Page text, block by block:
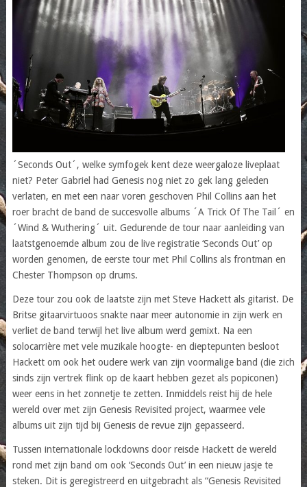
´Seconds Out´, welke symfogek kent deze weergaloze liveplaat
niet? Peter Gabriel had Genesis nog niet zo gek lang geleden
verlaten, en met een naar voren geschoven Phil Collins aan het
roer bracht de band de succesvolle albums ´A Trick Of The Tail´ en
´Wind & Wuthering´ uit. Gedurende de tour naar aanleiding van
laatstgenoemde album zou de live registratie ‘Seconds Out’ op
worden genomen, de eerste tour met Phil Collins als frontman en
Chester Thompson op drums.
Deze tour zou ook de laatste zijn met Steve Hackett als gitarist. De
Britse gitaarvirtuoos snakte naar meer autonomie in zijn werk en
verliet de band terwijl het live album werd gemixt. Na een
solocarrière met vele muzikale hoogte- en dieptepunten besloot
Hackett om ook het oudere werk van zijn voormalige band (die zich
sinds zijn vertrek flink op de kaart hebben gezet als popiconen)
weer eens in het zonnetje te zetten. Inmiddels reist hij de hele
wereld over met zijn Genesis Revisited project, waarmee vele
albums uit zijn tijd bij Genesis de revue zijn gepasseerd.
Tussen internationale lockdowns door reisde Hackett de wereld
rond met zijn band om ook ‘Seconds Out’ in een nieuw jasje te
steken. Dit is geregistreerd en uitgebracht als “Genesis Revisited